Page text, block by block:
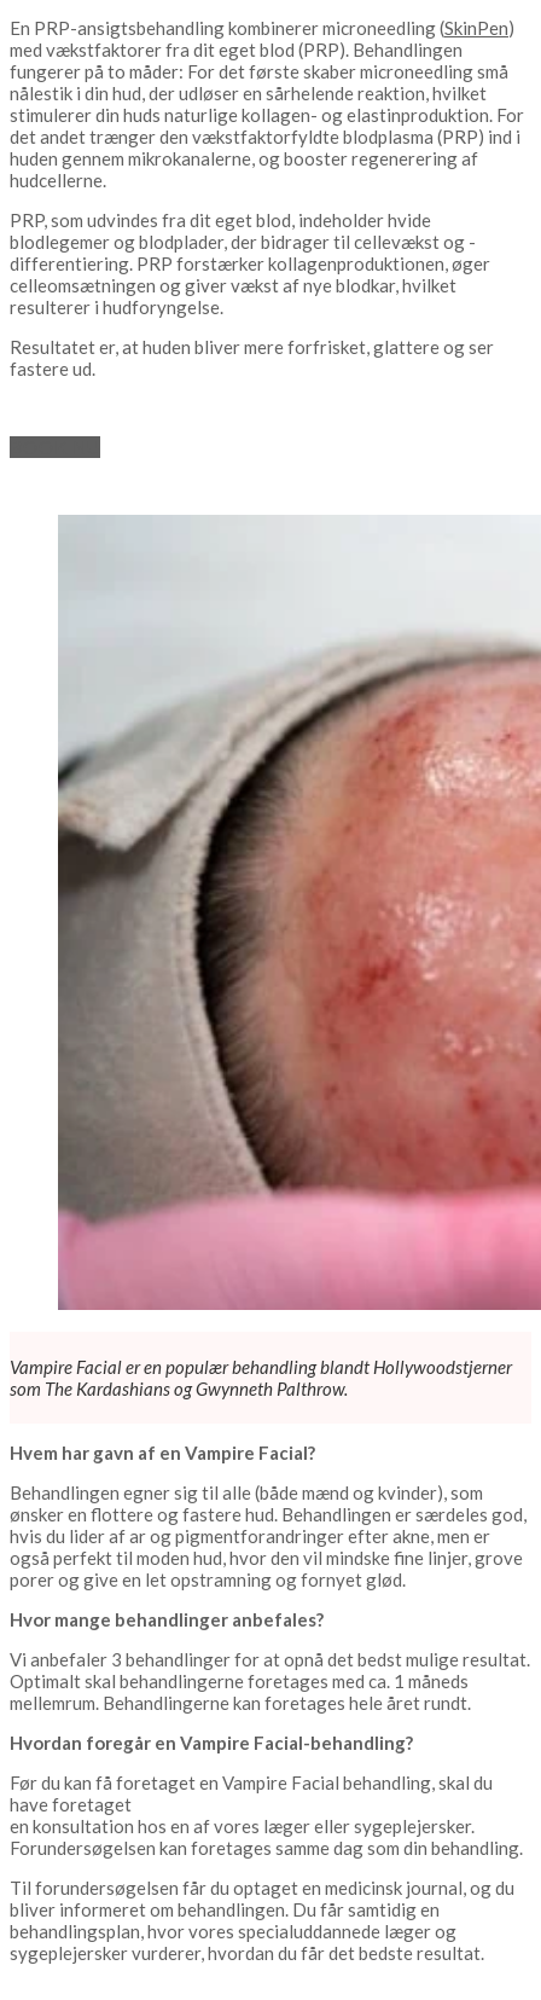
En PRP-ansigtsbehandling kombinerer microneedling (SkinPen)
med vækstfaktorer fra dit eget blod (PRP). Behandlingen
fungerer på to måder: For det første skaber microneedling små
nålestik i din hud, der udløser en sårhelende reaktion, hvilket
stimulerer din huds naturlige kollagen- og elastinproduktion. For
det andet trænger den vækstfaktorfyldte blodplasma (PRP) ind i
huden gennem mikrokanalerne, og booster regenerering af
hudcellerne.
PRP, som udvindes fra dit eget blod, indeholder hvide
blodlegemer og blodplader, der bidrager til cellevækst og -
differentiering. PRP forstærker kollagenproduktionen, øger
celleomsætningen og giver vækst af nye blodkar, hvilket
resulterer i hudforyngelse.
Resultatet er, at huden bliver mere forfrisket, glattere og ser
fastere ud.
Vampire Facial er en populær behandling blandt Hollywoodstjerner
som The Kardashians og Gwynneth Palthrow.
Hvem har gavn af en Vampire Facial?
Behandlingen egner sig til alle (både mænd og kvinder), som
ønsker en flottere og fastere hud. Behandlingen er særdeles god,
hvis du lider af ar og pigmentforandringer efter akne, men er
også perfekt til moden hud, hvor den vil mindske fine linjer, grove
porer og give en let opstramning og fornyet glød.
Hvor mange behandlinger anbefales?
Vi anbefaler 3 behandlinger for at opnå det bedst mulige resultat.
Optimalt skal behandlingerne foretages med ca. 1 måneds
mellemrum. Behandlingerne kan foretages hele året rundt.
Hvordan foregår en Vampire Facial-behandling?
Før du kan få foretaget en Vampire Facial behandling, skal du
have foretaget
en konsultation hos en af vores læger eller sygeplejersker.
Forundersøgelsen kan foretages samme dag som din behandling.
Til forundersøgelsen får du optaget en medicinsk journal, og du
bliver informeret om behandlingen. Du får samtidig en
behandlingsplan, hvor vores specialuddannede læger og
sygeplejersker vurderer, hvordan du får det bedste resultat.